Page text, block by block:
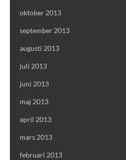
oktober 2013
september 2013
augusti 2013
juli 2013
juni 2013
maj 2013
april 2013
mars 2013
februari 2013